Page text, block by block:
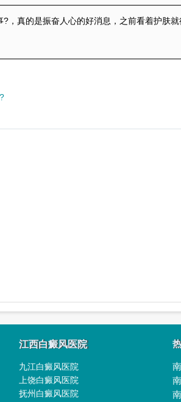
? ，真的是振奋人心的好消息，之前看着护肤
江西白癜风医院
九江白癜风医院
上饶白癜风医院
抚州白癜风医院